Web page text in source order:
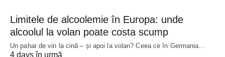
Limitele de alcoolemie în Europa: unde
alcoolul la volan poate costa scump
Un pahar de vin la cină – și apoi la volan? Ceea ce în Germania…
4 days în urmă